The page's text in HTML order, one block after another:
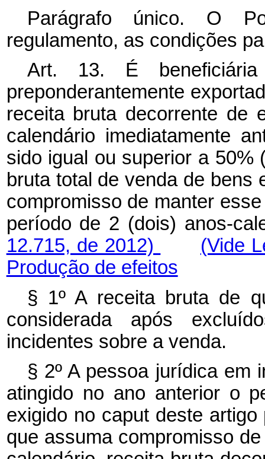
Parágrafo único. O
regulamento, as condições
Art. 13. É
preponderantemente
receita bruta decorrente de
calendário imediatamente
sido igual ou superior a 50%
bruta total de venda de
compromisso de manter
período de 2 (dois) anos-
12.715, de 2012)
(Vide
Produção de efeitos
§ 1º A receita bruta de
considerada após
incidentes sobre a venda.
§ 2º A pessoa jurídica em
atingido no ano anterior o
exigido no caput deste artigo
que assuma compromisso